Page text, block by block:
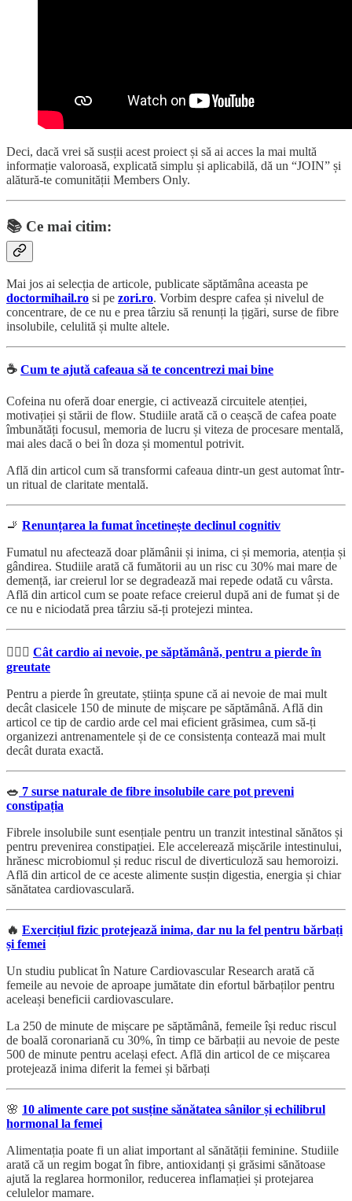
Deci, dacă vrei să susții acest proiect și să ai acces la mai multă
informație valoroasă, explicată simplu și aplicabilă, dă un “JOIN” și
alătură-te comunității Members Only.
📚 Ce mai citim:
Mai jos ai selecția de articole, publicate săptămâna aceasta pe
doctormihail.ro si pe zori.ro. Vorbim despre cafea și nivelul de
concentrare, de ce nu e prea târziu să renunți la țigări, surse de fibre
insolubile, celulită și multe altele.
☕️ Cum te ajută cafeaua să te concentrezi mai bine
Cofeina nu oferă doar energie, ci activează circuitele atenției,
motivației și stării de flow. Studiile arată că o ceașcă de cafea poate
îmbunătăți focusul, memoria de lucru și viteza de procesare mentală,
mai ales dacă o bei în doza și momentul potrivit.
Află din articol cum să transformi cafeaua dintr-un gest automat într-
un ritual de claritate mentală.
🚬 Renunțarea la fumat încetinește declinul cognitiv
Fumatul nu afectează doar plămânii și inima, ci și memoria, atenția și
gândirea. Studiile arată că fumătorii au un risc cu 30% mai mare de
demență, iar creierul lor se degradează mai repede odată cu vârsta.
Află din articol cum se poate reface creierul după ani de fumat și de
ce nu e niciodată prea târziu să-ți protejezi mintea.
🏃🏻‍♂️ Cât cardio ai nevoie, pe săptămână, pentru a pierde în
greutate
Pentru a pierde în greutate, știința spune că ai nevoie de mai mult
decât clasicele 150 de minute de mișcare pe săptămână. Află din
articol ce tip de cardio arde cel mai eficient grăsimea, cum să-ți
organizezi antrenamentele și de ce consistența contează mai mult
decât durata exactă.
🥗 7 surse naturale de fibre insolubile care pot preveni
constipația
Fibrele insolubile sunt esențiale pentru un tranzit intestinal sănătos și
pentru prevenirea constipației. Ele accelerează mișcările intestinului,
hrănesc microbiomul și reduc riscul de diverticuloză sau hemoroizi.
Află din articol de ce aceste alimente susțin digestia, energia și chiar
sănătatea cardiovasculară.
🔥 Exercițiul fizic protejează inima, dar nu la fel pentru bărbați
și femei
Un studiu publicat în Nature Cardiovascular Research arată că
femeile au nevoie de aproape jumătate din efortul bărbaților pentru
aceleași beneficii cardiovasculare.
La 250 de minute de mișcare pe săptămână, femeile își reduc riscul
de boală coronariană cu 30%, în timp ce bărbații au nevoie de peste
500 de minute pentru același efect. Află din articol de ce mișcarea
protejează inima diferit la femei și bărbați
🌸 10 alimente care pot susține sănătatea sânilor și echilibrul
hormonal la femei
Alimentația poate fi un aliat important al sănătății feminine. Studiile
arată că un regim bogat în fibre, antioxidanți și grăsimi sănătoase
ajută la reglarea hormonilor, reducerea inflamației și protejarea
celulelor mamare.